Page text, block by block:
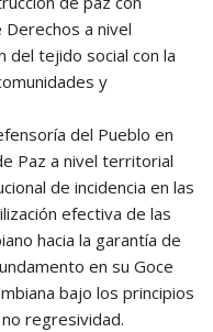
a nivel
tejido social con la
y
del Pueblo en
Paz a nivel territorial
de incidencia en las
efectiva de las
hacia la garantía de
en su Goce
bajo los principios
regresividad.